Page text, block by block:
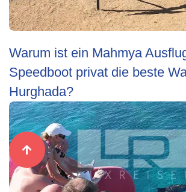
Warum ist ein Mahmya
Speedboot privat die beste
Hurghada?